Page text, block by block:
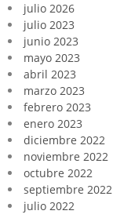
julio 2026
julio 2023
junio 2023
mayo 2023
abril 2023
marzo 2023
febrero 2023
enero 2023
diciembre 2022
noviembre 2022
octubre 2022
septiembre 2022
julio 2022